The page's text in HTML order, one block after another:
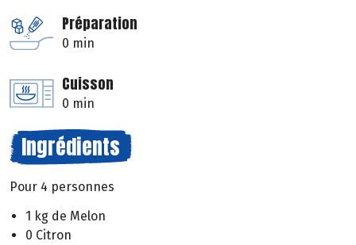
Préparation
0 min
Cuisson
0 min
Ingrédients
Pour 4 personnes
1 kg de Melon
0 Citron